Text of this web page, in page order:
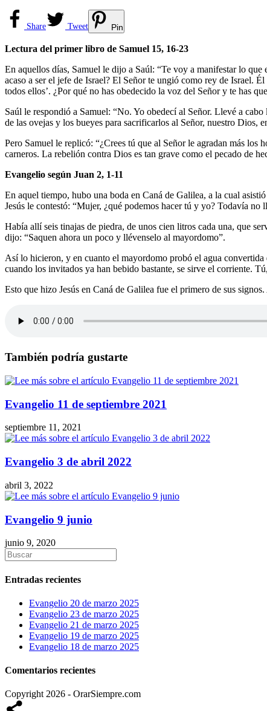
entrada:
entrada:
Share Tweet Pin
Lectura del primer libro de Samuel 15, 16-23
En aquellos días, Samuel le dijo a Saúl: “Te voy a manifestar lo
acaso a ser el jefe de Israel? El Señor te ungió como rey de Israel.
todos ellos’. ¿Por qué no has obedecido la voz del Señor y te has
Saúl le respondió a Samuel: “No. Yo obedecí al Señor. Llevé a
de las ovejas y los bueyes para sacrificarlos al Señor, nuestro Dios,
Pero Samuel le replicó: “¿Crees tú que al Señor le agradan más
carneros. La rebelión contra Dios es tan grave como el pecado de
Evangelio según Juan 2, 1-11
En aquel tiempo, hubo una boda en Caná de Galilea, a la cual
Jesús le contestó: “Mujer, ¿qué podemos hacer tú y yo? Todavía
Había allí seis tinajas de piedra, de unos cien litros cada una, que
dijo: “Saquen ahora un poco y llévenselo al mayordomo”.
Así lo hicieron, y en cuanto el mayordomo probó el agua
cuando los invitados ya han bebido bastante, se sirve el corriente.
Esto que hizo Jesús en Caná de Galilea fue el primero de sus
También podría gustarte
Evangelio 11 de septiembre 2021
septiembre 11, 2021
Evangelio 3 de abril 2022
abril 3, 2022
Evangelio 9 junio
junio 9, 2020
Entradas recientes
Evangelio 20 de marzo 2025
Evangelio 23 de marzo 2025
Evangelio 21 de marzo 2025
Evangelio 19 de marzo 2025
Evangelio 18 de marzo 2025
Comentarios recientes
Copyright 2026 - OrarSiempre.com